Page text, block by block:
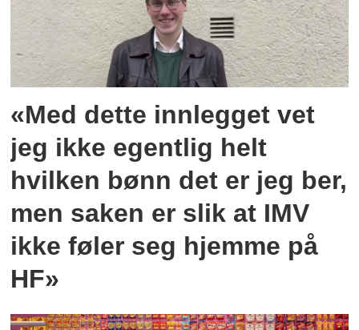
«Med dette innlegget vet
jeg ikke egentlig helt
hvilken bønn det er jeg ber,
men saken er slik at IMV
ikke føler seg hjemme på
HF»